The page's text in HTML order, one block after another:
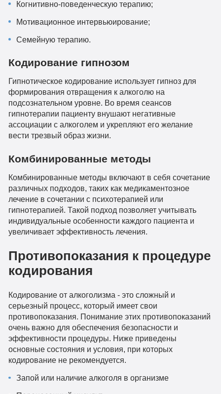
Когнитивно-поведенческую терапию;
Мотивационное интервьюирование;
Семейную терапию.
Кодирование гипнозом
Гипнотическое кодирование использует гипноз для
формирования отвращения к алкоголю на
подсознательном уровне. Во время сеансов
гипнотерапии пациенту внушают негативные
ассоциации с алкоголем и укрепляют его желание
вести трезвый образ жизни.
Комбинированные методы
Комбинированные методы включают в себя сочетание
различных подходов, таких как медикаментозное
лечение в сочетании с психотерапией или
гипнотерапией. Такой подход позволяет учитывать
индивидуальные особенности каждого пациента и
увеличивает эффективность лечения.
Противопоказания к процедуре
кодирования
Кодирование от алкоголизма - это сложный и
серьезный процесс, который имеет свои
противопоказания. Понимание этих противопоказаний
очень важно для обеспечения безопасности и
эффективности процедуры. Ниже приведены
основные состояния и условия, при которых
кодирование не рекомендуется.
Запой или наличие алкоголя в организме